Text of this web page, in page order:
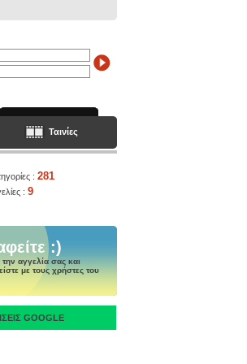
Ταινίες
: 281
: 9
:)
αγγελία σας και
με τους χρήστες του
GOOGLE